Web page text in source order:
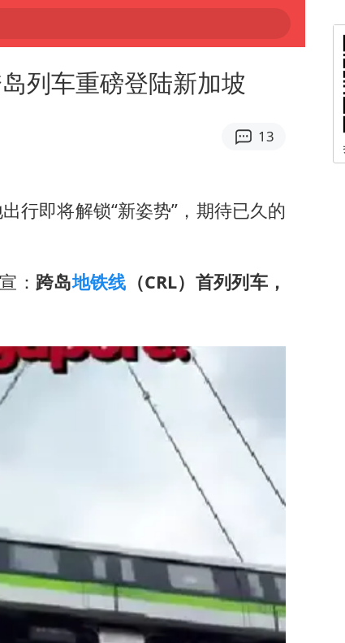
副书记、董事宋致远被查
急响应
外灼伤16人
了26枪
么
界诺贝尔奖
非必要不外出
30余伤
王
问题
领域制裁法案
被摇醒
列车重磅登陆新加坡
13
行即将解锁“新姿势”，期待已久的
： 跨岛地铁线 （CRL）首列列车，